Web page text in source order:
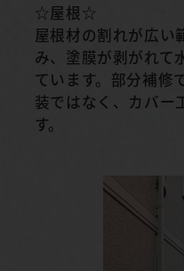
☆屋根☆
屋根材の割れが広い
み、塗膜が剥がれて
ています。部分補修
装ではなく、カバー
す。